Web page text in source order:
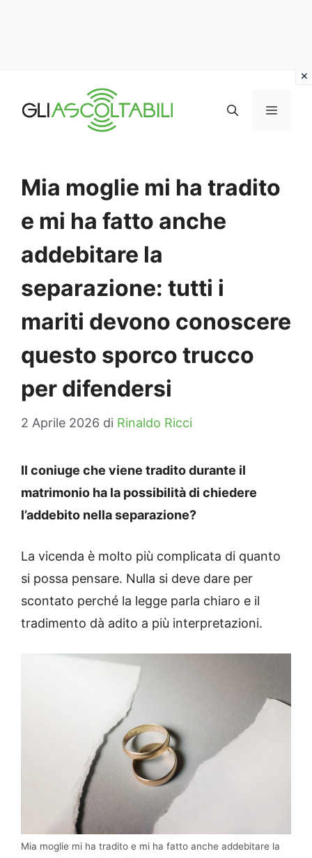
MENU
Mia moglie mi ha tradito
e mi ha fatto anche
addebitare la
separazione: tutti i
mariti devono conoscere
questo sporco trucco
per difendersi
2 Aprile 2026 di Rinaldo Ricci
Il coniuge che viene tradito durante il
matrimonio ha la possibilità di chiedere
l’addebito nella separazione?
La vicenda è molto più complicata di quanto
si possa pensare. Nulla si deve dare per
scontato perché la legge parla chiaro e il
tradimento dà adito a più interpretazioni.
Mia moglie mi ha tradito e mi ha fatto anche addebitare la